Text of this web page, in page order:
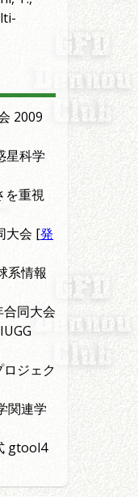
2009
星科学
を重視
大会 [発
系情報
同大会
ジェク
関連学
gtool4